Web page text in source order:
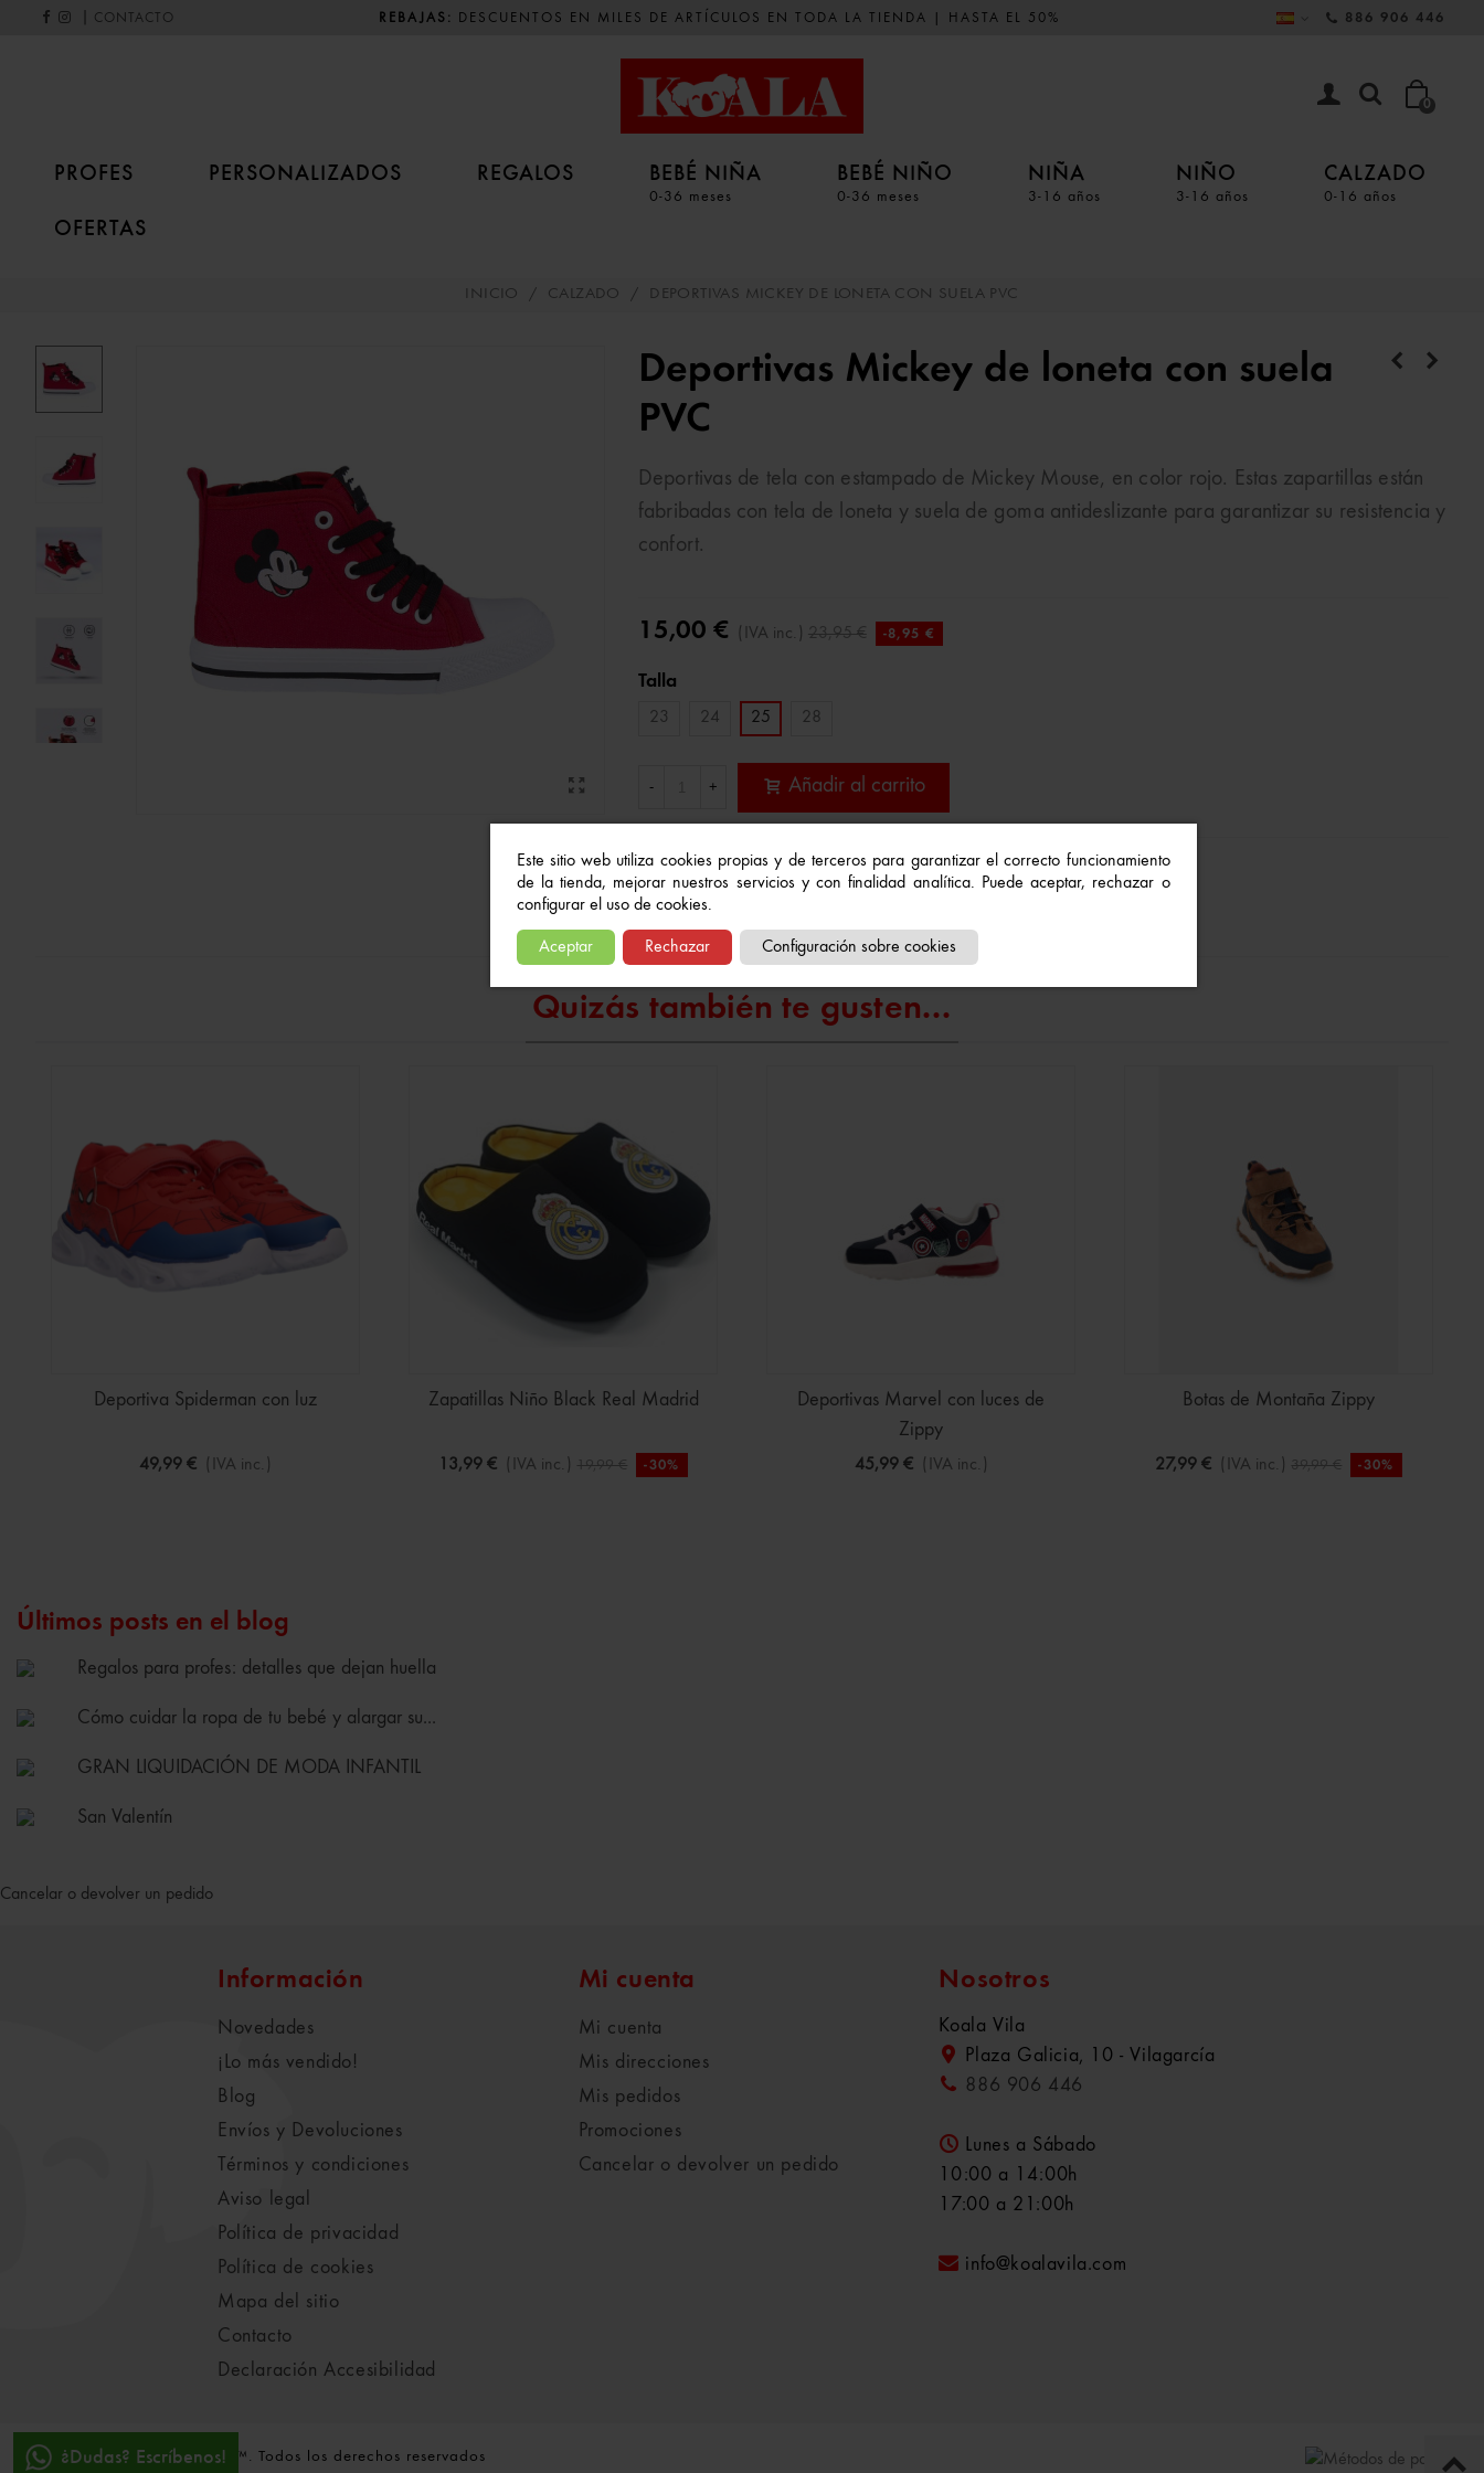
Este sitio web utiliza cookies propias y de terceros para garantizar el correcto funcionamiento
de la tienda, mejorar nuestros servicios y con finalidad analítica. Puede aceptar, rechazar o
configurar el uso de cookies.
Aceptar Rechazar Configuración sobre cookies
CONTACTO REBAJAS: DESCUENTOS EN MILES DE ARTÍCULOS EN TODA LA TIENDA | HASTA EL 50% 886 906 446
0
PROFES PERSONALIZADOS REGALOS BEBÉ NIÑA
0-36 meses
BEBÉ NIÑO
0-36 meses
NIÑA
3-16 años
NIÑO
3-16 años
CALZADO
0-16 años
OFERTAS
INICIO / CALZADO / DEPORTIVAS MICKEY DE LONETA CON SUELA PVC
Deportivas Mickey de loneta con suela
PVC
Deportivas de tela con estampado de Mickey Mouse, en color rojo. Estas zapartillas están
fabribadas con tela de loneta y suela de goma antideslizante para garantizar su resistencia y
confort.
15,00 € (IVA inc.) 23,95 € -8,95 €
Talla
23 24 25 28
- + Añadir al carrito
Referencia: 2300005165
A Lista De Deseos
Quizás también te gusten...
Deportiva Spiderman con luz
49,99 € (IVA inc.)
Zapatillas Niño Black Real Madrid
13,99 € (IVA inc.) 19,99 € -30%
Deportivas Marvel con luces de
Zippy
45,99 € (IVA inc.)
Botas de Montaña Zippy
27,99 € (IVA inc.) 39,99 € -30%
Últimos posts en el blog
Regalos para profes: detalles que dejan huella
Cómo cuidar la ropa de tu bebé y alargar su...
GRAN LIQUIDACIÓN DE MODA INFANTIL
San Valentín
Cancelar o devolver un pedido
Información
Novedades
¡Lo más vendido!
Blog
Envíos y Devoluciones
Términos y condiciones
Aviso legal
Política de privacidad
Política de cookies
Mapa del sitio
Contacto
Declaración Accesibilidad
Mi cuenta
Mi cuenta
Mis direcciones
Mis pedidos
Promociones
Cancelar o devolver un pedido
Nosotros
Koala Vila
Plaza Galicia, 10 - Vilagarcía
886 906 446
Lunes a Sábado
10:00 a 14:00h
17:00 a 21:00h
info@koalavila.com
© 2021-2022 Koala Vila™. Todos los derechos reservados
¿Dudas? Escríbenos!